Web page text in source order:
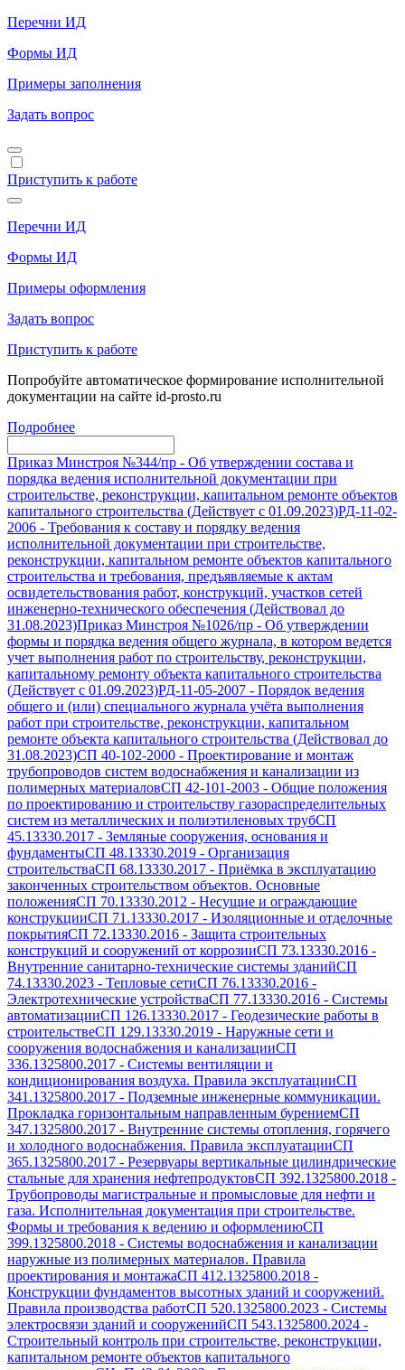
Перечни ИД
Формы ИД
Примеры заполнения
Задать вопрос
Приступить к работе
Перечни ИД
Формы ИД
Примеры оформления
Задать вопрос
Приступить к работе
Попробуйте автоматическое формирование исполнительной
документации на сайте id-prosto.ru
Подробнее
Приказ Минстроя №344/пр - Об утверждении состава и
порядка ведения исполнительной документации при
строительстве, реконструкции, капитальном ремонте объектов
капитального строительства (Действует с 01.09.2023)РД-11-02-
2006 - Требования к составу и порядку ведения
исполнительной документации при строительстве,
реконструкции, капитальном ремонте объектов капитального
строительства и требования, предъявляемые к актам
освидетельствования работ, конструкций, участков сетей
инженерно-технического обеспечения (Действовал до
31.08.2023)Приказ Минстроя №1026/пр - Об утверждении
формы и порядка ведения общего журнала, в котором ведется
учет выполнения работ по строительству, реконструкции,
капитальному ремонту объекта капитального строительства
(Действует с 01.09.2023)РД-11-05-2007 - Порядок ведения
общего и (или) специального журнала учёта выполнения
работ при строительстве, реконструкции, капитальном
ремонте объекта капитального строительства (Действовал до
31.08.2023)СП 40-102-2000 - Проектирование и монтаж
трубопроводов систем водоснабжения и канализации из
полимерных материаловСП 42-101-2003 - Общие положения
по проектированию и строительству газораспределительных
систем из металлических и полиэтиленовых трубСП
45.13330.2017 - Земляные сооружения, основания и
фундаментыСП 48.13330.2019 - Организация
строительстваСП 68.13330.2017 - Приёмка в эксплуатацию
законченных строительством объектов. Основные
положенияСП 70.13330.2012 - Несущие и ограждающие
конструкцииСП 71.13330.2017 - Изоляционные и отделочные
покрытияСП 72.13330.2016 - Защита строительных
конструкций и сооружений от коррозииСП 73.13330.2016 -
Внутренние санитарно-технические системы зданийСП
74.13330.2023 - Тепловые сетиСП 76.13330.2016 -
Электротехнические устройстваСП 77.13330.2016 - Системы
автоматизацииСП 126.13330.2017 - Геодезические работы в
строительствеСП 129.13330.2019 - Наружные сети и
сооружения водоснабжения и канализацииСП
336.1325800.2017 - Системы вентиляции и
кондиционирования воздуха. Правила эксплуатацииСП
341.1325800.2017 - Подземные инженерные коммуникации.
Прокладка горизонтальным направленным бурениемСП
347.1325800.2017 - Внутренние системы отопления, горячего
и холодного водоснабжения. Правила эксплуатацииСП
365.1325800.2017 - Резервуары вертикальные цилиндрические
стальные для хранения нефтепродуктовСП 392.1325800.2018 -
Трубопроводы магистральные и промысловые для нефти и
газа. Исполнительная документация при строительстве.
Формы и требования к ведению и оформлениюСП
399.1325800.2018 - Системы водоснабжения и канализации
наружные из полимерных материалов. Правила
проектирования и монтажаСП 412.1325800.2018 -
Конструкции фундаментов высотных зданий и сооружений.
Правила производства работСП 520.1325800.2023 - Системы
электросвязи зданий и сооруженийСП 543.1325800.2024 -
Строительный контроль при строительстве, реконструкции,
капитальном ремонте объектов капитального